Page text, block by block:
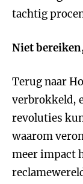
tachtig
Niet
Terug naar
verbrokkeld,
revoluties
waarom
meer impact